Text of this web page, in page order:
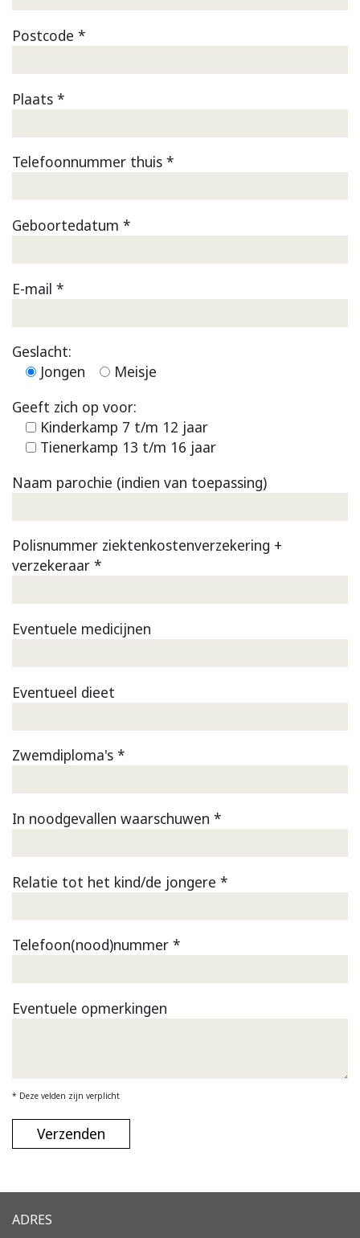
Postcode *
Plaats *
Telefoonnummer thuis *
Geboortedatum *
E-mail *
Geslacht:
Jongen
Meisje
Geeft zich op voor:
Kinderkamp 7 t/m 12 jaar
Tienerkamp 13 t/m 16 jaar
Naam parochie (indien van toepassing)
Polisnummer ziektenkostenverzekering +
verzekeraar *
Eventuele medicijnen
Eventueel dieet
Zwemdiploma's *
In noodgevallen waarschuwen *
Relatie tot het kind/de jongere *
Telefoon(nood)nummer *
Eventuele opmerkingen
* Deze velden zijn verplicht
ADRES